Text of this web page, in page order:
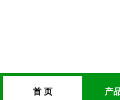
首 页 产